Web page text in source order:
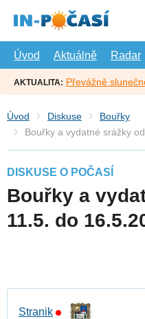
hlavní
Úvod
Aktuálně Radar
AKTUALITA: Převážně
Úvod Diskuse
Bouřky
Bouřky a vydatné srážky
DISKUSE O POČASÍ
Bouřky a
11.5. do
Stranik